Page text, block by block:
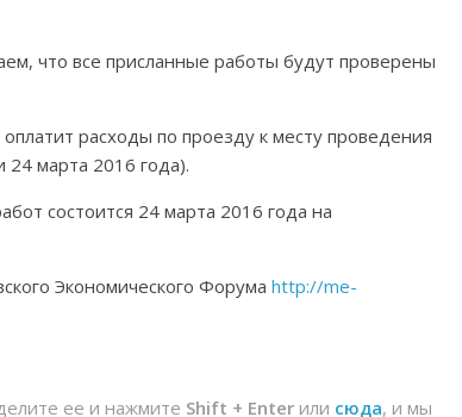
что все присланные работы будут проверены
расходы по проезду к месту проведения
марта 2016 года).
состоится 24 марта 2016 года на
Экономического Форума http://me-
ее и нажмите Shift + Enter или сюда, и мы